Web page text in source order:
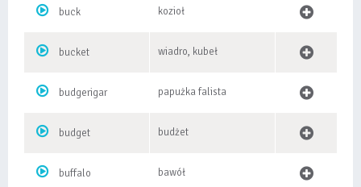
buck kozioł
bucket wiadro, kubeł
budgerigar papużka falista
budget budżet
buffalo bawół